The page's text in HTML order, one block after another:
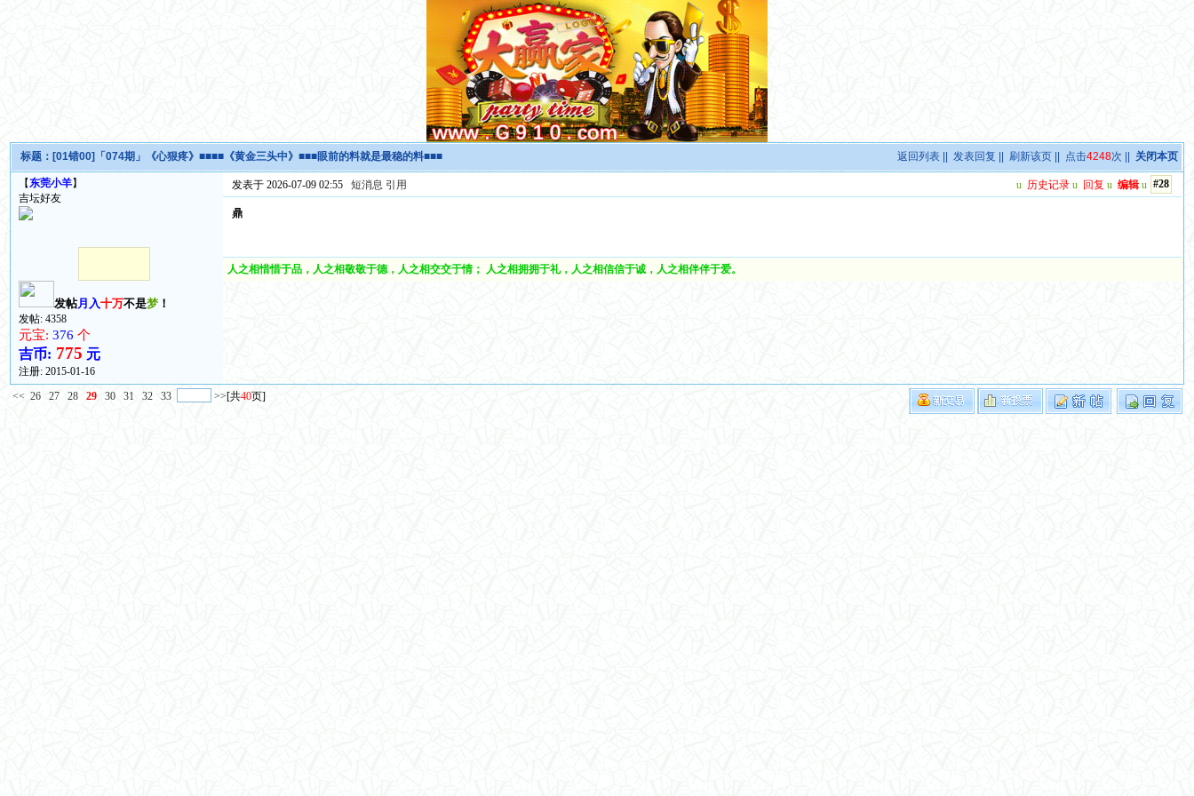
返回列表 ||发表回复 ||刷新该页 || 点击4248次 || 关闭本页
标题： [01错00]「074期」《心狠疼》■■■■《黄金三头中》■■■眼前的料就是最稳的料■■■
【东莞小羊】
吉坛好友
发帖月入十万不是梦 ！
发帖: 4358
元宝: 376个
吉币: 775 元
注册:2015-01-16
#28
u 历史记录 u 回复 u 编辑 u
发表于 2026-07-09 02:55短消息 引用
鼎
人之相惜惜于品，人之相敬敬于德，人之相交交于情； 人之相拥拥于礼，人之相信信于诚，人之相伴伴于爱。
<< 26 27 28 29 30 31 32 33 >>[共40页]